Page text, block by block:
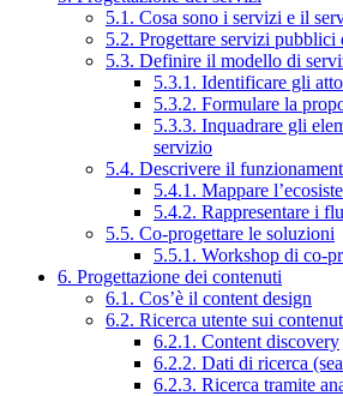
5.1. Cosa sono i servizi e il
5.2. Progettare servizi pubblici
5.3. Definire il modello di
5.3.1. Identificare gli
5.3.2. Formulare la
5.3.3. Inquadrare gli
servizio
5.4. Descrivere il
5.4.1. Mappare
5.4.2. Rappresentare i
5.5. Co-progettare le soluzioni
5.5.1. Workshop di co-
6. Progettazione dei contenuti
6.1. Cos’è il content design
6.2. Ricerca utente sui
6.2.1. Content discovery
6.2.2. Dati di ricerca
6.2.3. Ricerca tramite